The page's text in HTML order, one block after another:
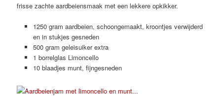
frisse zachte aardbeiensmaak met een lekkere opkikker.
1250 gram aardbeien, schoongemaakt, kroontjes verwijderd
en in stukjes gesneden
500 gram geleisuiker extra
1 borrelglas Limoncello
10 blaadjes munt, fijngesneden